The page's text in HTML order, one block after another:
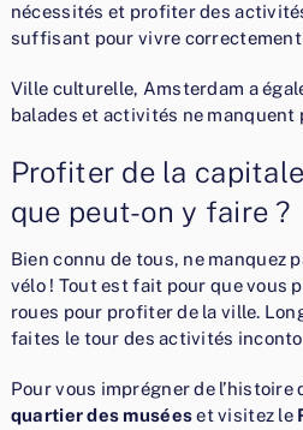
nécessités et profiter des
suffisant pour vivre correctement
Ville culturelle, Amsterdam a
balades et activités ne manquent
Profiter de la
que peut-on y faire ?
Bien connu de tous, ne manquez
vélo ! Tout est fait pour que vous
roues pour profiter de la ville.
faites le tour des activités
Pour vous imprégner de l’histoire
quartier des muséeset visitez le